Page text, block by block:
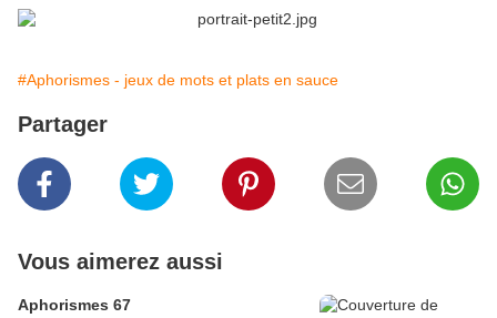
#Aphorismes - jeux de mots et plats en sauce
Partager
Vous aimerez aussi
Aphorismes 67